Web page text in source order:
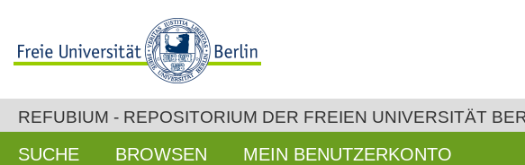
REFUBIUM - REPOSITORIUM DER FREIEN UNIVERSITÄT
SUCHE BROWSEN MEIN BENUTZERKONTO